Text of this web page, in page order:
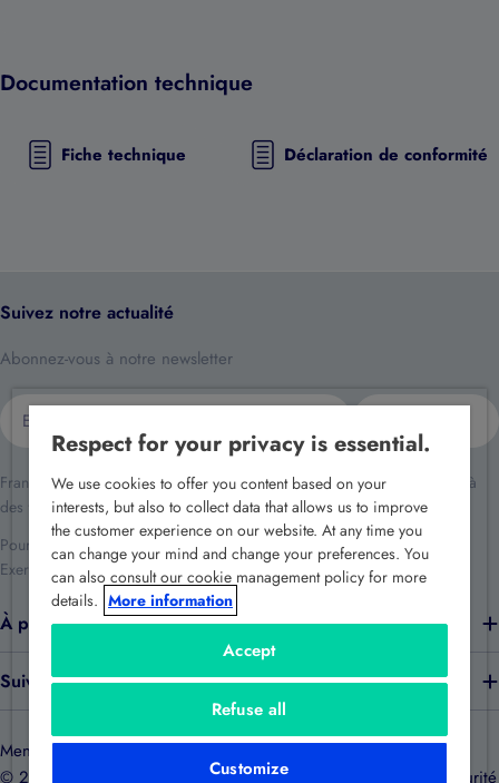
Documentation technique
Fiche technique Déclaration de conformité
Suivez notre actualité
Abonnez-vous à notre newsletter
mail
France Sécurité traite vos données dans le cadre de la relation client et à
des fins de prospection commerciale.
Pour en savoir plus reportez-vous à notre
politique de confidentialité
Exercez vos droits en écrivant àrgpd@france-securite.fr .
À propos de nous
Suivez-nous
© 2026 e-catalogue France Sécurité.Développé par France Sécurité
Mentions légalesPolitique de confidentialitéPolitique de cookies
Respect for your privacy is essential.
We use cookies to offer you content based on your
interests, but also to collect data that allows us to improve
the customer experience on our website. At any time you
can change your mind and change your preferences. You
can also consult our cookie management policy for more
details. More information
Accept
Refuse all
Customize